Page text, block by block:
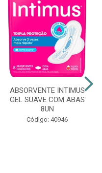
ABSORVENTE INTIMUS
GEL SUAVE COM ABAS
8UN
Código: 40946